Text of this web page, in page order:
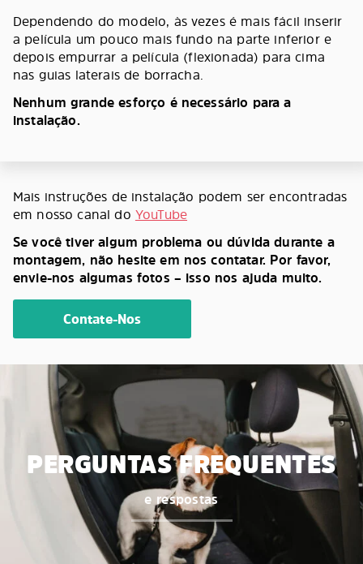
Dependendo do modelo, às vezes é mais fácil inserir
a película um pouco mais fundo na parte inferior e
depois empurrar a película (flexionada) para cima
nas guias laterais de borracha.
Nenhum grande esforço é necessário para a
instalação.
Mais instruções de instalação podem ser encontradas
em nosso canal do YouTube
Se você tiver algum problema ou dúvida durante a
montagem, não hesite em nos contatar. Por favor,
envie-nos algumas fotos – isso nos ajuda muito.
Contate-Nos
PERGUNTAS FREQUENTES
e respostas